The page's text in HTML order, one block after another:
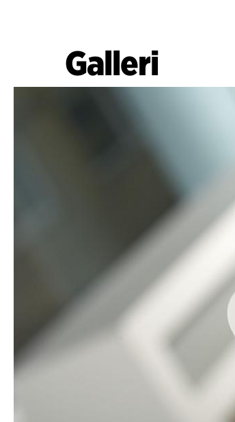
Galleri